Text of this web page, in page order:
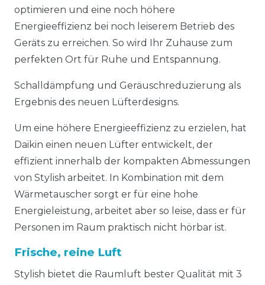
optimieren und eine noch höhere
Energieeffizienz bei noch leiserem Betrieb des
Geräts zu erreichen. So wird Ihr Zuhause zum
perfekten Ort für Ruhe und Entspannung.
Schalldämpfung und Geräuschreduzierung als
Ergebnis des neuen Lüfterdesigns.
Um eine höhere Energieeffizienz zu erzielen, hat
Daikin einen neuen Lüfter entwickelt, der
effizient innerhalb der kompakten Abmessungen
von Stylish arbeitet. In Kombination mit dem
Wärmetauscher sorgt er für eine hohe
Energieleistung, arbeitet aber so leise, dass er für
Personen im Raum praktisch nicht hörbar ist.
Frische, reine Luft
Stylish bietet die Raumluft bester Qualität mit 3